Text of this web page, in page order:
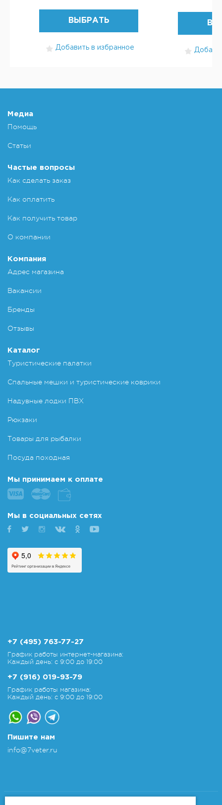
ВЫБРАТЬ
Добавить в избранное
Медиа
Помощь
Статьи
Частые вопросы
Как сделать заказ
Как оплатить
Как получить товар
О компании
Компания
Адрес магазина
Вакансии
Бренды
Отзывы
Каталог
Туристические палатки
Спальные мешки и туристические коврики
Надувные лодки ПВХ
Рюкзаки
Товары для рыбалки
Посуда походная
Мы принимаем к оплате
Мы в социальных сетях
+7 (495) 763-77-27
График работы интернет-магазина:
Каждый день: с 9:00 до 19:00
+7 (916) 019-93-79
График работы магазина:
Каждый день: с 9:00 до 19:00
Пишите нам
info@7veter.ru